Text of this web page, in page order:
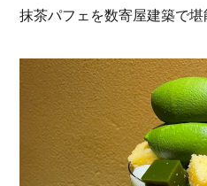
抹茶パフェを数寄屋建築で堪